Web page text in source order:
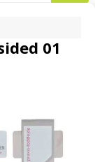
01